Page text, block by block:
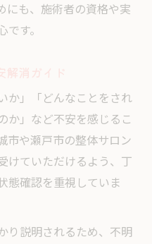
にも、施術者の資格や実
す。
か」「どんなことをされ
か」など不安を感じるこ
市や瀬戸市の整体サロン
けていただけるよう、丁
態確認を重視していま
り説明されるため、不明